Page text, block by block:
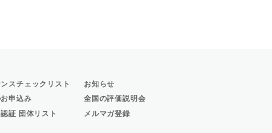
スチェックリスト
申込み
証 団体リスト
お知らせ
全国の評価説明会
メルマガ登録